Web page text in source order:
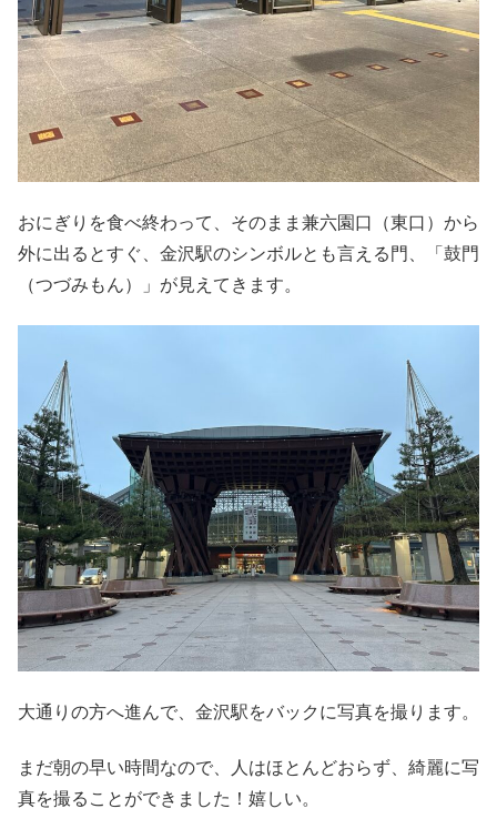
おにぎりを食べ終わって、そのまま兼六園口（東口）から
外に出るとすぐ、金沢駅のシンボルとも言える門、「鼓門
（つづみもん）」が見えてきます。
大通りの方へ進んで、金沢駅をバックに写真を撮ります。
まだ朝の早い時間なので、人はほとんどおらず、綺麗に写
真を撮ることができました！嬉しい。